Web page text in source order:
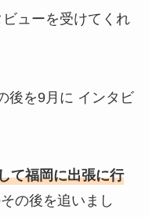
ューを受けてくれ
後を9月に インタビ
て福岡に出張に行
の後を追いまし